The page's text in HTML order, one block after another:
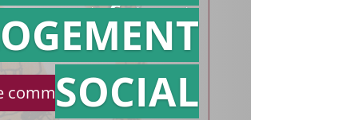
référé
communiqué de presse
SOCIAL